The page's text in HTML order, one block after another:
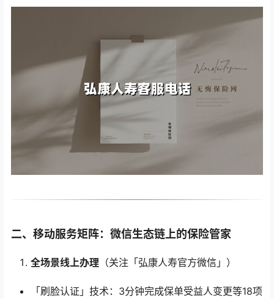
二、移动服务矩阵：微信生态链上的保险管家
全场景线上办理 （关注「弘康人寿官方微信」）
「刷脸认证」技术：3分钟完成保单受益人变更等18项